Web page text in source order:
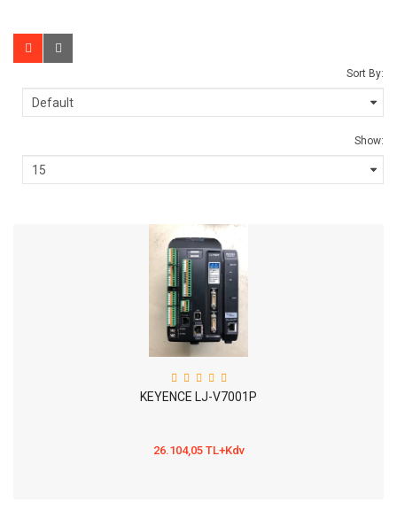
Sort By:
Show:
KEYENCE LJ-V7001P
26.104,05 TL+Kdv